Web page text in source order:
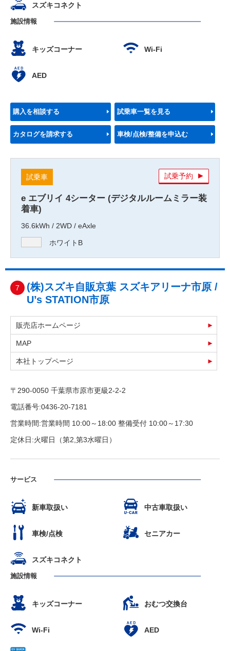
スズキコネクト
施設情報
キッズコーナー Wi-Fi
AED
購入を相談する 試乗車一覧を見る
カタログを請求する 車検/点検/整備を申込む
試乗車
e エブリイ 4シーター (デジタルルームミラー装
着車)
36.6kWh / 2WD / eAxle
ホワイトB
試乗予約
7
(株)スズキ自販京葉 スズキアリーナ市原 /
U’s STATION市原
販売店ホームページ
MAP
本社トップページ
〒290-0050 千葉県市原市更級2-2-2
電話番号:0436-20-7181
営業時間:営業時間 10:00～18:00 整備受付 10:00～17:30
定休日:火曜日（第2,第3水曜日）
サービス
新車取扱い 中古車取扱い
車検/点検 セニアカー
スズキコネクト
施設情報
キッズコーナー おむつ交換台
Wi-Fi AED